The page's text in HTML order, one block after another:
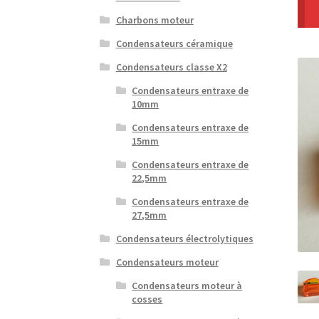
Charbons moteur
Condensateurs céramique
Condensateurs classe X2
Condensateurs entraxe de
10mm
Condensateurs entraxe de
15mm
Condensateurs entraxe de
22,5mm
Condensateurs entraxe de
27,5mm
Condensateurs électrolytiques
Condensateurs moteur
Condensateurs moteur à
cosses